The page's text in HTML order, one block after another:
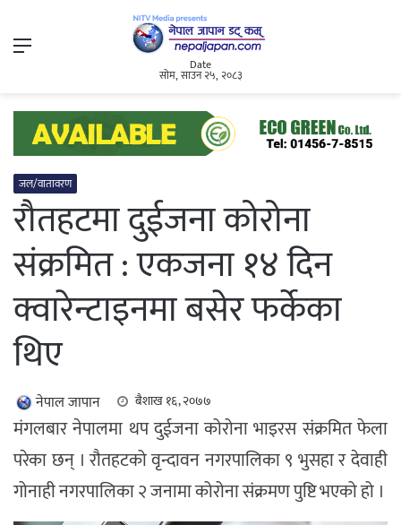
Menu
Date
सोम, साउन २५, २०८३
जल/वातावरण
रौतहटमा दुईजना कोरोना
संक्रमित : एकजना १४ दिन
क्वारेन्टाइनमा बसेर फर्केका
थिए
नेपाल जापान बैशाख १६, २०७७
मंगलबार नेपालमा थप दुईजना कोरोना भाइरस संक्रमित फेला
परेका छन् । रौतहटको वृन्दावन नगरपालिका ९ भुसहा र देवाही
गोनाही नगरपालिका २ जनामा कोरोना संक्रमण पुष्टि भएको हो ।